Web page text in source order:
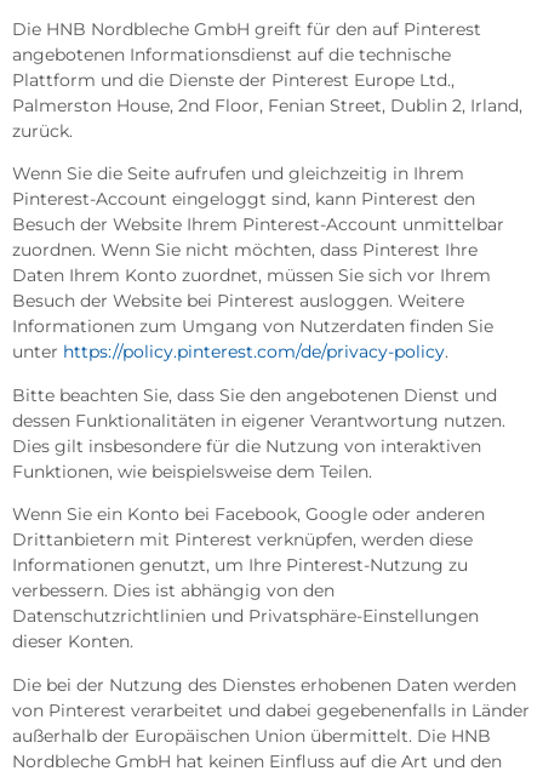
Die HNB Nordbleche GmbH greift für den auf Pinterest
angebotenen Informationsdienst auf die technische
Plattform und die Dienste der Pinterest Europe Ltd.,
Palmerston House, 2nd Floor, Fenian Street, Dublin 2, Irland,
zurück.
Wenn Sie die Seite aufrufen und gleichzeitig in Ihrem
Pinterest-Account eingeloggt sind, kann Pinterest den
Besuch der Website Ihrem Pinterest-Account unmittelbar
zuordnen. Wenn Sie nicht möchten, dass Pinterest Ihre
Daten Ihrem Konto zuordnet, müssen Sie sich vor Ihrem
Besuch der Website bei Pinterest ausloggen. Weitere
Informationen zum Umgang von Nutzerdaten finden Sie
unter https://policy.pinterest.com/de/privacy-policy.
Bitte beachten Sie, dass Sie den angebotenen Dienst und
dessen Funktionalitäten in eigener Verantwortung nutzen.
Dies gilt insbesondere für die Nutzung von interaktiven
Funktionen, wie beispielsweise dem Teilen.
Wenn Sie ein Konto bei Facebook, Google oder anderen
Drittanbietern mit Pinterest verknüpfen, werden diese
Informationen genutzt, um Ihre Pinterest-Nutzung zu
verbessern. Dies ist abhängig von den
Datenschutzrichtlinien und Privatsphäre-Einstellungen
dieser Konten.
Die bei der Nutzung des Dienstes erhobenen Daten werden
von Pinterest verarbeitet und dabei gegebenenfalls in Länder
außerhalb der Europäischen Union übermittelt. Die HNB
Nordbleche GmbH hat keinen Einfluss auf die Art und den